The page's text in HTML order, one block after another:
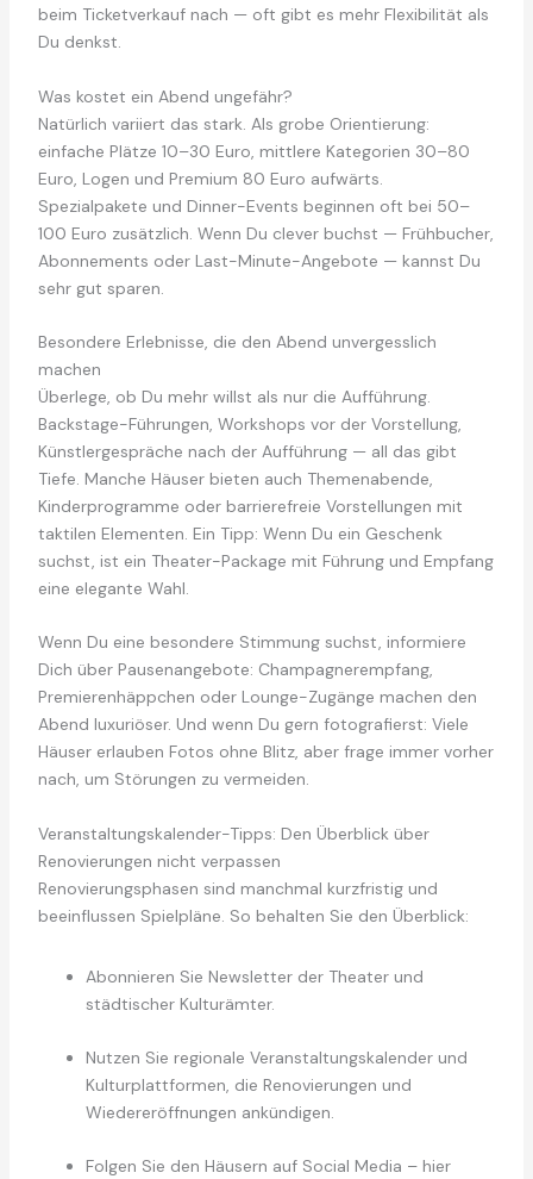
beim Ticketverkauf nach — oft gibt es mehr Flexibilität als
Du denkst.
Was kostet ein Abend ungefähr?
Natürlich variiert das stark. Als grobe Orientierung:
einfache Plätze 10–30 Euro, mittlere Kategorien 30–80
Euro, Logen und Premium 80 Euro aufwärts.
Spezialpakete und Dinner-Events beginnen oft bei 50–
100 Euro zusätzlich. Wenn Du clever buchst — Frühbucher,
Abonnements oder Last-Minute-Angebote — kannst Du
sehr gut sparen.
Besondere Erlebnisse, die den Abend unvergesslich
machen
Überlege, ob Du mehr willst als nur die Aufführung.
Backstage-Führungen, Workshops vor der Vorstellung,
Künstlergespräche nach der Aufführung — all das gibt
Tiefe. Manche Häuser bieten auch Themenabende,
Kinderprogramme oder barrierefreie Vorstellungen mit
taktilen Elementen. Ein Tipp: Wenn Du ein Geschenk
suchst, ist ein Theater-Package mit Führung und Empfang
eine elegante Wahl.
Wenn Du eine besondere Stimmung suchst, informiere
Dich über Pausenangebote: Champagnerempfang,
Premierenhäppchen oder Lounge-Zugänge machen den
Abend luxuriöser. Und wenn Du gern fotografierst: Viele
Häuser erlauben Fotos ohne Blitz, aber frage immer vorher
nach, um Störungen zu vermeiden.
Veranstaltungskalender-Tipps: Den Überblick über
Renovierungen nicht verpassen
Renovierungsphasen sind manchmal kurzfristig und
beeinflussen Spielpläne. So behalten Sie den Überblick:
Abonnieren Sie Newsletter der Theater und
städtischer Kulturämter.
Nutzen Sie regionale Veranstaltungskalender und
Kulturplattformen, die Renovierungen und
Wiedereröffnungen ankündigen.
Folgen Sie den Häusern auf Social Media – hier